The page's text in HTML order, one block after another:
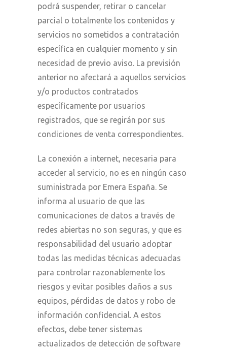
podrá suspender, retirar o cancelar
parcial o totalmente los contenidos y
servicios no sometidos a contratación
específica en cualquier momento y sin
necesidad de previo aviso. La previsión
anterior no afectará a aquellos servicios
y/o productos contratados
específicamente por usuarios
registrados, que se regirán por sus
condiciones de venta correspondientes.
La conexión a internet, necesaria para
acceder al servicio, no es en ningún caso
suministrada por Emera España. Se
informa al usuario de que las
comunicaciones de datos a través de
redes abiertas no son seguras, y que es
responsabilidad del usuario adoptar
todas las medidas técnicas adecuadas
para controlar razonablemente los
riesgos y evitar posibles daños a sus
equipos, pérdidas de datos y robo de
información confidencial. A estos
efectos, debe tener sistemas
actualizados de detección de software